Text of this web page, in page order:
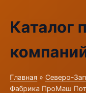
Каталог
Главная » Северо-
Фабрика ПроМаш